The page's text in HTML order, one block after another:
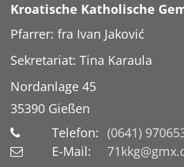
Kroatische Katholische
Pfarrer: fra Ivan Jaković
Sekretariat: Tina Karaula
Nordanlage 45
35390 Gießen
Telefon: (0641)
E-Mail: